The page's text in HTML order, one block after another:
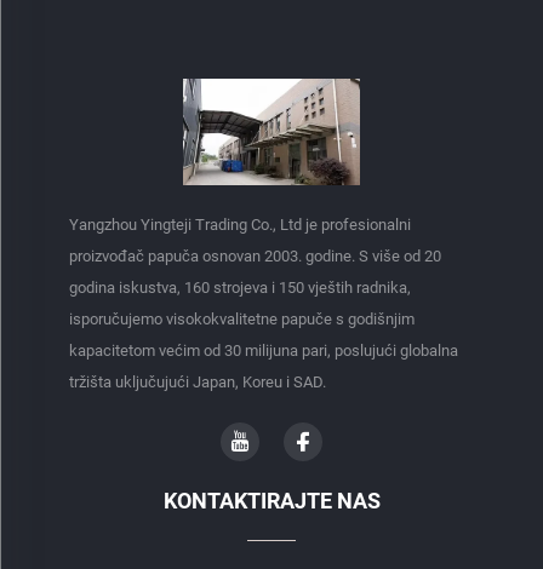
Yangzhou Yingteji Trading Co., Ltd je profesionalni
proizvođač papuča osnovan 2003. godine. S više od 20
godina iskustva, 160 strojeva i 150 vještih radnika,
isporučujemo visokokvalitetne papuče s godišnjim
kapacitetom većim od 30 milijuna pari, poslujući globalna
tržišta uključujući Japan, Koreu i SAD.
KONTAKTIRAJTE NAS